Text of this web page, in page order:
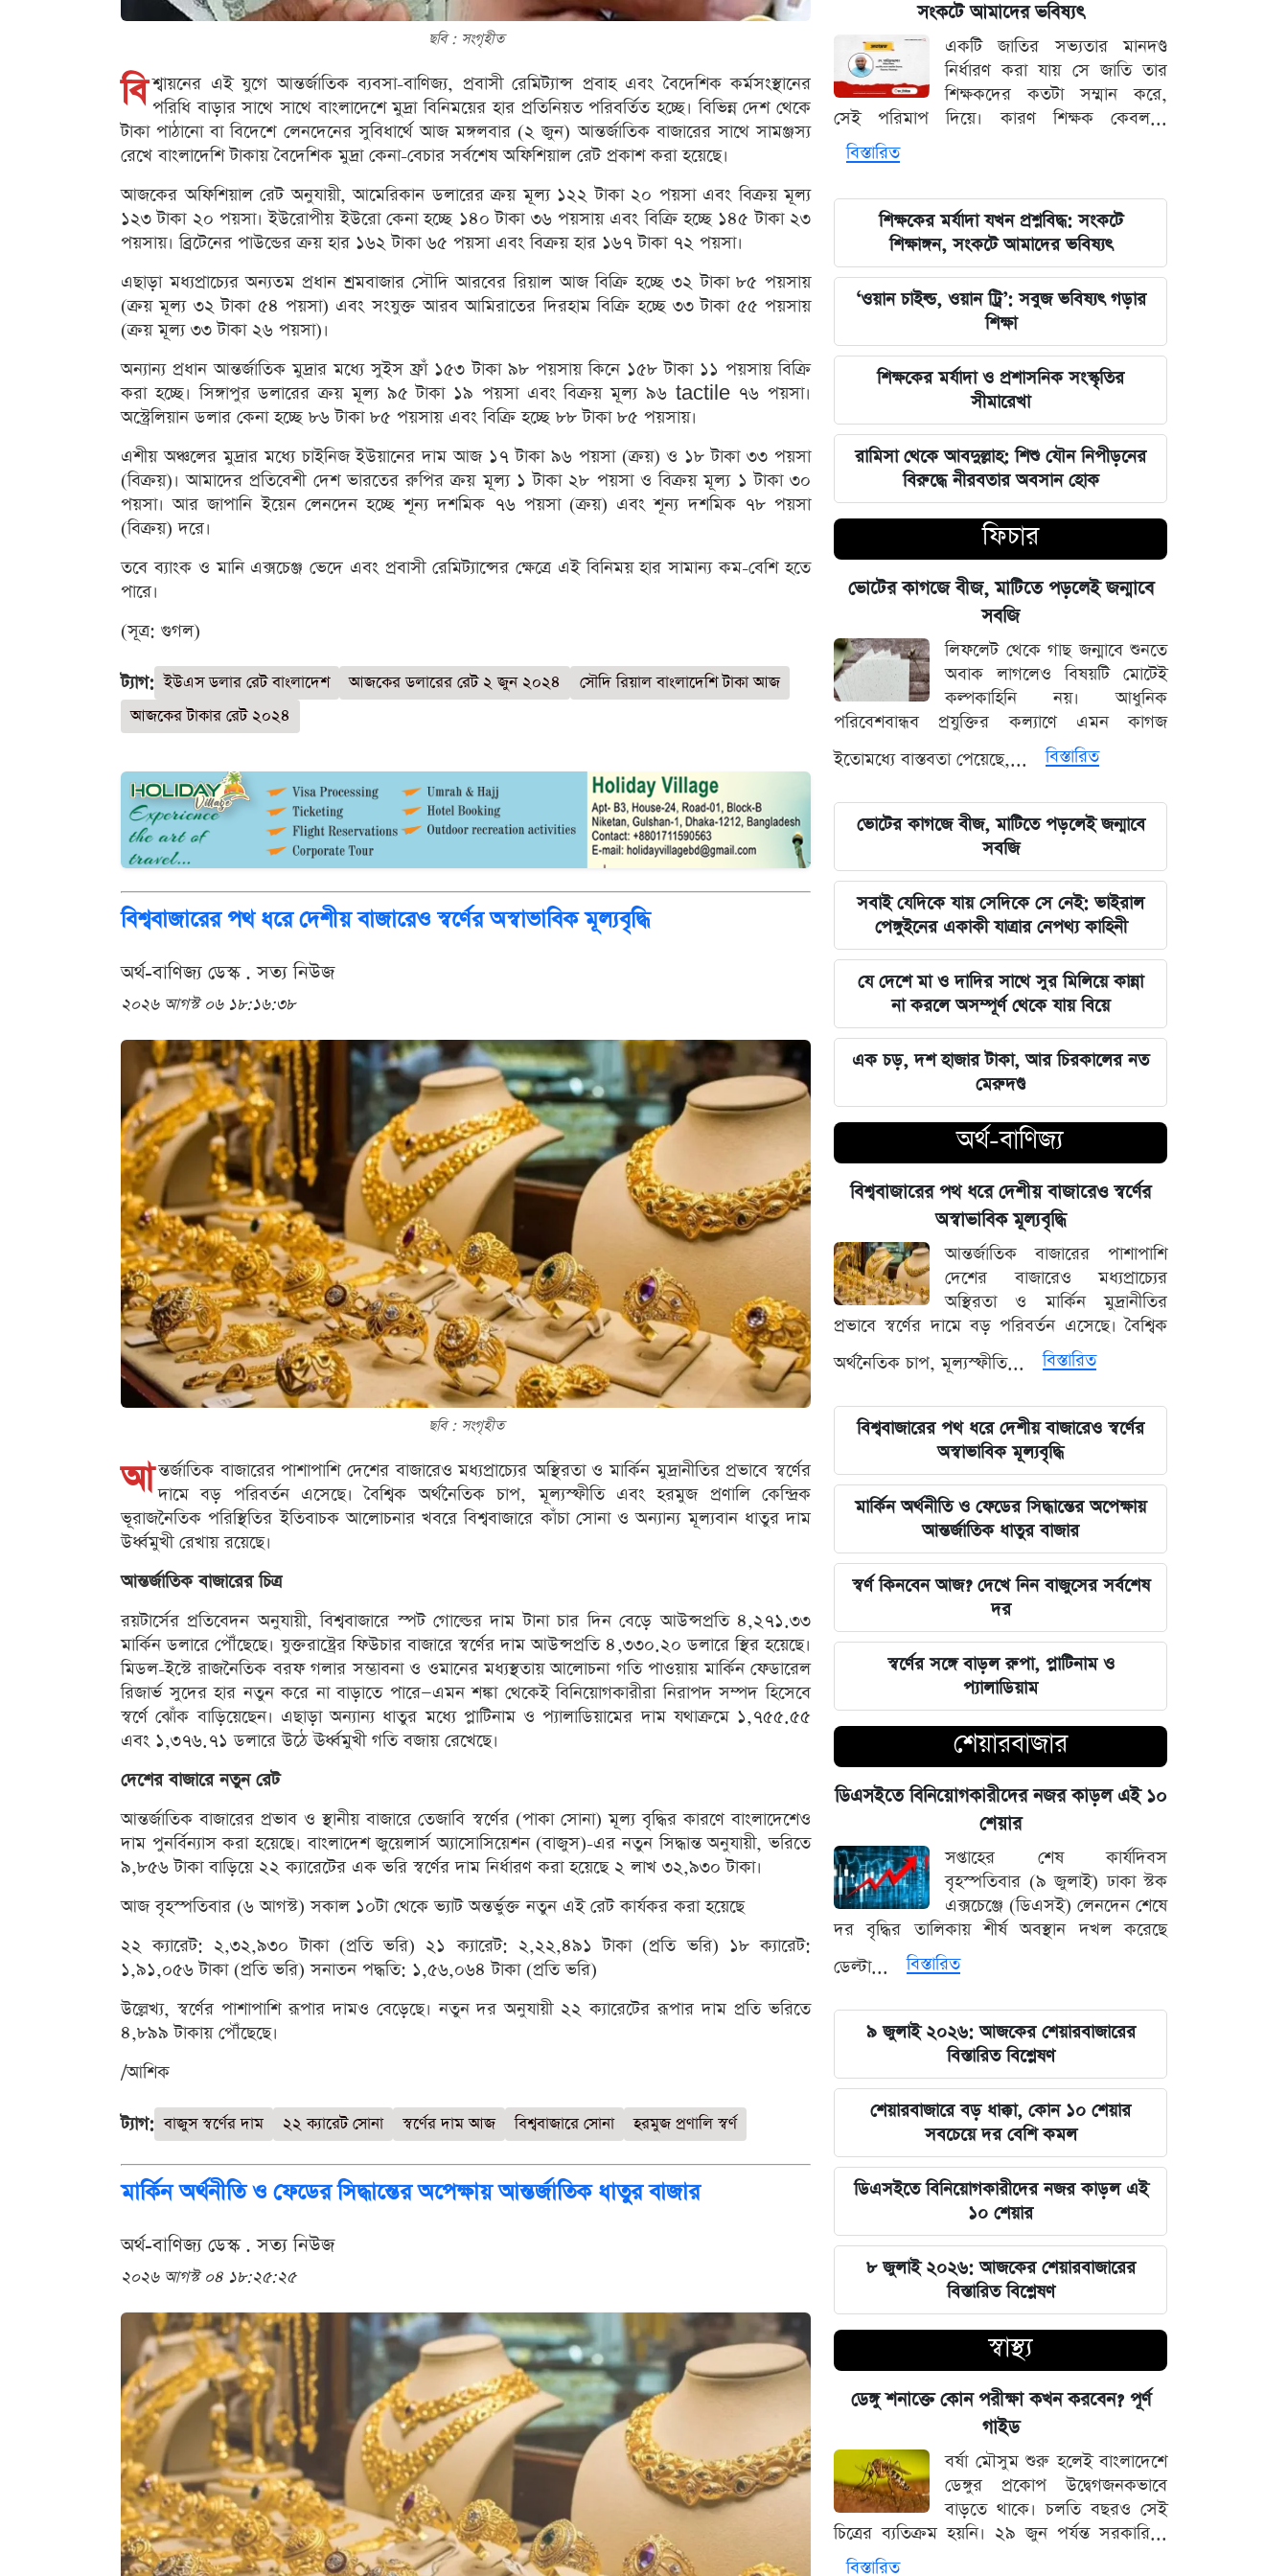
ছবি : সংগৃহীত
বি শ্বায়নের এই যুগে আন্তর্জাতিক ব্যবসা-বাণিজ্য, প্রবাসী রেমিট্যান্স প্রবাহ এবং বৈদেশিক কর্মসংস্থানের
পরিধি বাড়ার সাথে সাথে বাংলাদেশে মুদ্রা বিনিময়ের হার প্রতিনিয়ত পরিবর্তিত হচ্ছে। বিভিন্ন দেশ থেকে
টাকা পাঠানো বা বিদেশে লেনদেনের সুবিধার্থে আজ মঙ্গলবার (২ জুন) আন্তর্জাতিক বাজারের সাথে সামঞ্জস্য
রেখে বাংলাদেশি টাকায় বৈদেশিক মুদ্রা কেনা-বেচার সর্বশেষ অফিশিয়াল রেট প্রকাশ করা হয়েছে।
আজকের অফিশিয়াল রেট অনুযায়ী, আমেরিকান ডলারের ক্রয় মূল্য ১২২ টাকা ২০ পয়সা এবং বিক্রয় মূল্য
১২৩ টাকা ২০ পয়সা। ইউরোপীয় ইউরো কেনা হচ্ছে ১৪০ টাকা ৩৬ পয়সায় এবং বিক্রি হচ্ছে ১৪৫ টাকা ২৩
পয়সায়। ব্রিটেনের পাউন্ডের ক্রয় হার ১৬২ টাকা ৬৫ পয়সা এবং বিক্রয় হার ১৬৭ টাকা ৭২ পয়সা।
এছাড়া মধ্যপ্রাচ্যের অন্যতম প্রধান শ্রমবাজার সৌদি আরবের রিয়াল আজ বিক্রি হচ্ছে ৩২ টাকা ৮৫ পয়সায়
(ক্রয় মূল্য ৩২ টাকা ৫৪ পয়সা) এবং সংযুক্ত আরব আমিরাতের দিরহাম বিক্রি হচ্ছে ৩৩ টাকা ৫৫ পয়সায়
(ক্রয় মূল্য ৩৩ টাকা ২৬ পয়সা)।
অন্যান্য প্রধান আন্তর্জাতিক মুদ্রার মধ্যে সুইস ফ্রাঁ ১৫৩ টাকা ৯৮ পয়সায় কিনে ১৫৮ টাকা ১১ পয়সায় বিক্রি
করা হচ্ছে। সিঙ্গাপুর ডলারের ক্রয় মূল্য ৯৫ টাকা ১৯ পয়সা এবং বিক্রয় মূল্য ৯৬ tactile ৭৬ পয়সা।
অস্ট্রেলিয়ান ডলার কেনা হচ্ছে ৮৬ টাকা ৮৫ পয়সায় এবং বিক্রি হচ্ছে ৮৮ টাকা ৮৫ পয়সায়।
এশীয় অঞ্চলের মুদ্রার মধ্যে চাইনিজ ইউয়ানের দাম আজ ১৭ টাকা ৯৬ পয়সা (ক্রয়) ও ১৮ টাকা ৩৩ পয়সা
(বিক্রয়)। আমাদের প্রতিবেশী দেশ ভারতের রুপির ক্রয় মূল্য ১ টাকা ২৮ পয়সা ও বিক্রয় মূল্য ১ টাকা ৩০
পয়সা। আর জাপানি ইয়েন লেনদেন হচ্ছে শূন্য দশমিক ৭৬ পয়সা (ক্রয়) এবং শূন্য দশমিক ৭৮ পয়সা
(বিক্রয়) দরে।
তবে ব্যাংক ও মানি এক্সচেঞ্জ ভেদে এবং প্রবাসী রেমিট্যান্সের ক্ষেত্রে এই বিনিময় হার সামান্য কম-বেশি হতে
পারে।
(সূত্র: গুগল)
ট্যাগ: ইউএস ডলার রেট বাংলাদেশ আজকের ডলারের রেট ২ জুন ২০২৪
সৌদি রিয়াল বাংলাদেশি টাকা আজ
আজকের টাকার রেট ২০২৪
বিশ্ববাজারের পথ ধরে দেশীয় বাজারেও স্বর্ণের অস্বাভাবিক মূল্যবৃদ্ধি
অর্থ-বাণিজ্য ডেস্ক . সত্য নিউজ
২০২৬ আগস্ট ০৬ ১৮:১৬:৩৮
ছবি : সংগৃহীত
আ ন্তর্জাতিক বাজারের পাশাপাশি দেশের বাজারেও মধ্যপ্রাচ্যের অস্থিরতা ও মার্কিন মুদ্রানীতির প্রভাবে স্বর্ণের
দামে বড় পরিবর্তন এসেছে। বৈশ্বিক অর্থনৈতিক চাপ, মূল্যস্ফীতি এবং হরমুজ প্রণালি কেন্দ্রিক
ভূরাজনৈতিক পরিস্থিতির ইতিবাচক আলোচনার খবরে বিশ্ববাজারে কাঁচা সোনা ও অন্যান্য মূল্যবান ধাতুর দাম
উর্ধ্বমুখী রেখায় রয়েছে।
আন্তর্জাতিক বাজারের চিত্র
রয়টার্সের প্রতিবেদন অনুযায়ী, বিশ্ববাজারে স্পট গোল্ডের দাম টানা চার দিন বেড়ে আউন্সপ্রতি ৪,২৭১.৩৩
মার্কিন ডলারে পৌঁছেছে। যুক্তরাষ্ট্রের ফিউচার বাজারে স্বর্ণের দাম আউন্সপ্রতি ৪,৩৩০.২০ ডলারে স্থির হয়েছে।
মিডল-ইস্টে রাজনৈতিক বরফ গলার সম্ভাবনা ও ওমানের মধ্যস্থতায় আলোচনা গতি পাওয়ায় মার্কিন ফেডারেল
রিজার্ভ সুদের হার নতুন করে না বাড়াতে পারে—এমন শঙ্কা থেকেই বিনিয়োগকারীরা নিরাপদ সম্পদ হিসেবে
স্বর্ণে ঝোঁক বাড়িয়েছেন। এছাড়া অন্যান্য ধাতুর মধ্যে প্লাটিনাম ও প্যালাডিয়ামের দাম যথাক্রমে ১,৭৫৫.৫৫
এবং ১,৩৭৬.৭১ ডলারে উঠে ঊর্ধ্বমুখী গতি বজায় রেখেছে।
দেশের বাজারে নতুন রেট
আন্তর্জাতিক বাজারের প্রভাব ও স্থানীয় বাজারে তেজাবি স্বর্ণের (পাকা সোনা) মূল্য বৃদ্ধির কারণে বাংলাদেশেও
দাম পুনর্বিন্যাস করা হয়েছে। বাংলাদেশ জুয়েলার্স অ্যাসোসিয়েশন (বাজুস)-এর নতুন সিদ্ধান্ত অনুযায়ী, ভরিতে
৯,৮৫৬ টাকা বাড়িয়ে ২২ ক্যারেটের এক ভরি স্বর্ণের দাম নির্ধারণ করা হয়েছে ২ লাখ ৩২,৯৩০ টাকা।
আজ বৃহস্পতিবার (৬ আগস্ট) সকাল ১০টা থেকে ভ্যাট অন্তর্ভুক্ত নতুন এই রেট কার্যকর করা হয়েছে
২২ ক্যারেট: ২,৩২,৯৩০ টাকা (প্রতি ভরি) ২১ ক্যারেট: ২,২২,৪৯১ টাকা (প্রতি ভরি) ১৮ ক্যারেট:
১,৯১,০৫৬ টাকা (প্রতি ভরি) সনাতন পদ্ধতি: ১,৫৬,০৬৪ টাকা (প্রতি ভরি)
উল্লেখ্য, স্বর্ণের পাশাপাশি রূপার দামও বেড়েছে। নতুন দর অনুযায়ী ২২ ক্যারেটের রূপার দাম প্রতি ভরিতে
৪,৮৯৯ টাকায় পৌঁছেছে।
/আশিক
ট্যাগ: বাজুস স্বর্ণের দাম ২২ ক্যারেট সোনা স্বর্ণের দাম আজ বিশ্ববাজারে সোনা হরমুজ প্রণালি স্বর্ণ
মার্কিন অর্থনীতি ও ফেডের সিদ্ধান্তের অপেক্ষায় আন্তর্জাতিক ধাতুর বাজার
অর্থ-বাণিজ্য ডেস্ক . সত্য নিউজ
২০২৬ আগস্ট ০৪ ১৮:২৫:২৫
দেশের নিরাপত্তা ব্যবস্থাপনায় আসছে বড়
পরিবর্তন, নতুন আইনের রূপরেখা প্রকাশ
আওয়ামী লীগ আমাদের শত্রু নয় মিত্র, তারা
বিএনপির সঙ্গে মিশে যাবে: নাছির চৌধুরী
ঘরে বসেই যেভাবে জানবেন এসএসসির
ফলাফল, ১০ আগস্ট প্রকাশের ঘোষণা
মার্কিন ইমিগ্রেশন সার্ভিস বিভাগে বড়
পরিবর্তন, প্রবাসীদের জন্য জরুরি বার্তা
২০২৩ সালের ইসরায়েলি হামলার ক্ষত:
আড়াই বছর পর উদ্ধার ৪০ শিশুর
দেহাবশেষ
জুলাই শহীদদের কবর বাঁধানোর বরাদ্দও
মেরে খেয়েছে অন্তর্বর্তী সরকার: ইশরাক
হোসেন
শেয়ারবাজারে আর্থিক কেলেঙ্কারির তদন্তের
বড় আপডেট জানাল দুদক
যুদ্ধের বড় প্রস্তুতি নিচ্ছে ইরান, আকাশ
প্রতিরক্ষা ও অস্ত্র ব্যবস্থার ব্যাপক
আধুনিকায়ন
চার বিভাগে দুর্যোগপূর্ণ আবহাওয়ার আশঙ্কায়
আবহাওয়া দপ্তরের বিশেষ সতর্কতা
হাসিনাকে মাইক দেওয়ায় ভারতকে
কাঠগড়ায় তুললেন সালাহউদ্দিন
বিশ্ববাজারের পথ ধরে দেশীয় বাজারেও
স্বর্ণের অস্বাভাবিক মূল্যবৃদ্ধি
গ্যাস ও বিদ্যুৎ সংকট মোকাবিলায় নতুন
আশার খবর দিলেন জ্বালানিমন্ত্রী
নদীদূষণ দূর করতে না পারলে ভবিষ্যৎ
প্রজন্মের কাছে জবাব দিতে হবে: প্রধানমন্ত্রী
তারেক রহমান
ফ্যাসিবাদবিরোধী সব শক্তির জাতীয় ঐক্য
বজায় রাখা এখন সময়ের দাবি: মাহদী
আমিন
ইতিহাসের মালিকানা কারও একার নয়, ৫
আগস্টের বিজয় সাধারণ মানুষের: সাইদুর
রহমান লিটল
দেবিদ্বার ম্যানেজিং কমিটির সভাপতি
নির্বাচিত মিজানুর রহমান মাস্টার
জুলাইয়ের চেতনাকে হৃদয়ে ধারণ করতে
হবে, যেন তা হারিয়ে না যায়: ভারপ্রাপ্ত
রাষ্ট্রপতি
ভারত সরকারের আলটিমেটামের মুখে
নতিস্বীকার, ভুল স্বীকার করল মেটা
লঙ্কা প্রিমিয়ার লিগে ভারতীয় কিংবদন্তির
আগমন, মালিকানায় বড় চমক
জুলাই কার-এ নিয়ে বিভাজন করলে অর্জন
হারিয়ে যাবে: স্বরাষ্ট্রমন্ত্রী
আগামী ৪৮ ঘণ্টার আবহাওয়ার চিত্র: ঝোড়ো
বৃষ্টি নিয়ে সতর্কবার্তা
'মানুষ ভোট দিয়ে এমপি বানিয়েছে,
বিএনপিকে সত্য মেনে নিতে হবে': রুমিন
ফারহানা
৫ আগস্টের ভরদুপুরে দেশত্যাগ: গণভবন
থেকে ভারতের ফ্লাইট পর্যন্ত যা ঘটেছিল
ভারতপ্রেমী হলে দাগি আসামির অপরাধও
চোখ এড়িয়ে যায় দিল্লির: রুহুল কবির
রিজভী
বাংলাদেশ আর কোনো দেশের 'ক্লায়েন্ট স্টেট'
থাকবে না: পররাষ্ট্রমন্ত্রী ড. খলিলুর রহমান
এক ক্লিকেই ফোন-ল্যাপটপের নিয়ন্ত্রণ নিচ্ছে
হ্যাকাররা, পপ-আপ আপডেট নিয়ে কড়া
হুঁশিয়ারি
চাঁদের পৃষ্ঠে ফ্যালকন-৯ রকেটের
অনাকাঙ্ক্ষিত আঘাত
আবু সাঈদের ছবি ছাড়া কোনো ডকুমেন্টারি
হতে পারে না: ভারপ্রাপ্ত রাষ্ট্রপতি হাফিজ
উদ্দিন
জুলাই স্মৃতি জাদুঘর উদ্বোধন করলেন
প্রধানমন্ত্রী তারেক রহমান
মার্কিন ক্ষেপণাস্ত্র মজুত নিয়ে নতুন তথ্য, কী
সংকটে আমাদের ভবিষ্যৎ
একটি জাতির সভ্যতার মানদণ্ড
নির্ধারণ করা যায় সে জাতি তার
শিক্ষকদের কতটা সম্মান করে,
সেই পরিমাপ দিয়ে। কারণ শিক্ষক কেবল...
বিস্তারিত
শিক্ষকের মর্যাদা যখন প্রশ্নবিদ্ধ: সংকটে
শিক্ষাঙ্গন, সংকটে আমাদের ভবিষ্যৎ
‘ওয়ান চাইল্ড, ওয়ান ট্রি’: সবুজ ভবিষ্যৎ গড়ার
শিক্ষা
শিক্ষকের মর্যাদা ও প্রশাসনিক সংস্কৃতির
সীমারেখা
রামিসা থেকে আবদুল্লাহ: শিশু যৌন নিপীড়নের
বিরুদ্ধে নীরবতার অবসান হোক
ফিচার
ভোটের কাগজে বীজ, মাটিতে পড়লেই জন্মাবে
সবজি
লিফলেট থেকে গাছ জন্মাবে শুনতে
অবাক লাগলেও বিষয়টি মোটেই
কল্পকাহিনি নয়। আধুনিক
পরিবেশবান্ধব প্রযুক্তির কল্যাণে এমন কাগজ
ইতোমধ্যে বাস্তবতা পেয়েছে,...
বিস্তারিত
ভোটের কাগজে বীজ, মাটিতে পড়লেই জন্মাবে
সবজি
সবাই যেদিকে যায় সেদিকে সে নেই: ভাইরাল
পেঙ্গুইনের একাকী যাত্রার নেপথ্য কাহিনী
যে দেশে মা ও দাদির সাথে সুর মিলিয়ে কান্না
না করলে অসম্পূর্ণ থেকে যায় বিয়ে
এক চড়, দশ হাজার টাকা, আর চিরকালের নত
মেরুদণ্ড
অর্থ-বাণিজ্য
বিশ্ববাজারের পথ ধরে দেশীয় বাজারেও স্বর্ণের
অস্বাভাবিক মূল্যবৃদ্ধি
আন্তর্জাতিক বাজারের পাশাপাশি
দেশের বাজারেও মধ্যপ্রাচ্যের
অস্থিরতা ও মার্কিন মুদ্রানীতির
প্রভাবে স্বর্ণের দামে বড় পরিবর্তন এসেছে। বৈশ্বিক
অর্থনৈতিক চাপ, মূল্যস্ফীতি...
বিস্তারিত
বিশ্ববাজারের পথ ধরে দেশীয় বাজারেও স্বর্ণের
অস্বাভাবিক মূল্যবৃদ্ধি
মার্কিন অর্থনীতি ও ফেডের সিদ্ধান্তের অপেক্ষায়
আন্তর্জাতিক ধাতুর বাজার
স্বর্ণ কিনবেন আজ? দেখে নিন বাজুসের সর্বশেষ
দর
স্বর্ণের সঙ্গে বাড়ল রুপা, প্লাটিনাম ও
প্যালাডিয়াম
শেয়ারবাজার
ডিএসইতে বিনিয়োগকারীদের নজর কাড়ল এই ১০
শেয়ার
সপ্তাহের শেষ কার্যদিবস
বৃহস্পতিবার (৯ জুলাই) ঢাকা স্টক
এক্সচেঞ্জে (ডিএসই) লেনদেন শেষে
দর বৃদ্ধির তালিকায় শীর্ষ অবস্থান দখল করেছে
ডেল্টা...
বিস্তারিত
৯ জুলাই ২০২৬: আজকের শেয়ারবাজারের
বিস্তারিত বিশ্লেষণ
শেয়ারবাজারে বড় ধাক্কা, কোন ১০ শেয়ার
সবচেয়ে দর বেশি কমল
ডিএসইতে বিনিয়োগকারীদের নজর কাড়ল এই
১০ শেয়ার
৮ জুলাই ২০২৬: আজকের শেয়ারবাজারের
বিস্তারিত বিশ্লেষণ
স্বাস্থ্য
ডেঙ্গু শনাক্তে কোন পরীক্ষা কখন করবেন? পূর্ণ
গাইড
বর্ষা মৌসুম শুরু হলেই বাংলাদেশে
ডেঙ্গুর প্রকোপ উদ্বেগজনকভাবে
বাড়তে থাকে। চলতি বছরও সেই
চিত্রের ব্যতিক্রম হয়নি। ২৯ জুন পর্যন্ত সরকারি...
বিস্তারিত